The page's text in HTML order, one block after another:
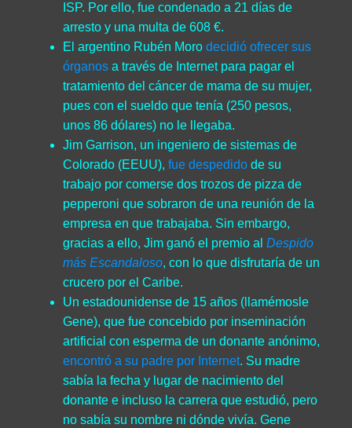
ISP. Por ello, fue condenado a 21 días de
arresto y una multa de 608 €.
El argentino Rubén Moro decidió ofrecer sus
órganos a través de Internet para pagar el
tratamiento del cáncer de mama de su mujer,
pues con el sueldo que tenía (250 pesos,
unos 86 dólares) no le llegaba.
Jim Garrison, un ingeniero de sistemas de
Colorado (EEUU), fue despedido de su
trabajo por comerse dos trozos de pizza de
pepperoni que sobraron de una reunión de la
empresa en que trabajaba. Sin embargo,
gracias a ello, Jim ganó el premio al Despido
más Escandaloso, con lo que disfrutaría de un
crucero por el Caribe.
Un estadounidense de 15 años (llamémosle
Gene), que fue concebido por inseminación
artificial con esperma de un donante anónimo,
encontró a su padre por Internet. Su madre
sabía la fecha y lugar de nacimiento del
donante e incluso la carrera que estudió, pero
no sabía su nombre ni dónde vivía. Gene